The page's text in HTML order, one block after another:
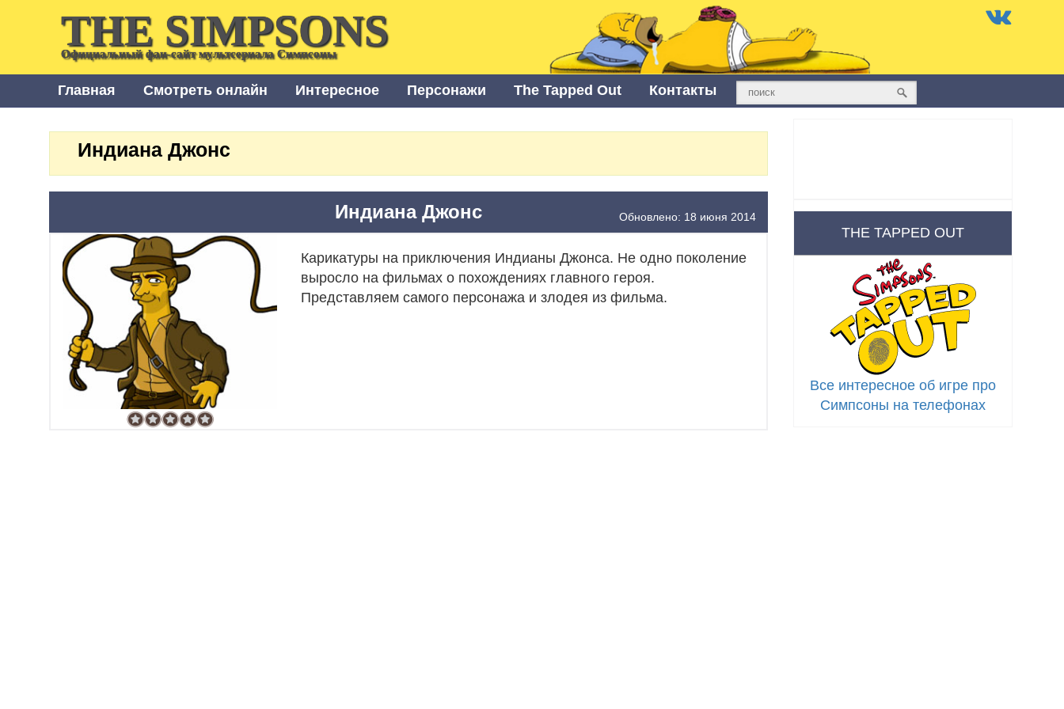
THE SIMPSONS
Официальный фан-сайт мультсериала Симпсоны
Главная Смотреть онлайн Интересное Персонажи The Tapped Out Контакты
Индиана Джонс
Индиана Джонс Обновлено: 18 июня 2014
Карикатуры на приключения Индианы Джонса. Не одно поколение
выросло на фильмах о похождениях главного героя.
Представляем самого персонажа и злодея из фильма.
THE TAPPED OUT
Все интересное об игре про
Симпсоны на телефонах